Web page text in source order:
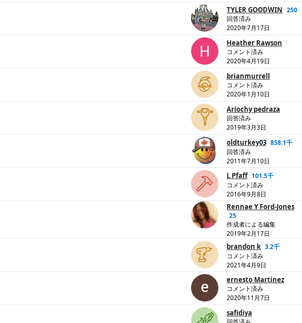
TYLER GOODWIN 250
回答済み
2020年7月17日
Heather Rawson
コメント済み
2020年4月19日
brianmurrell
コメント済み
2020年1月10日
Ariochy pedraza
回答済み
2019年3月3日
oldturkey03 858.1千
回答済み
2011年7月10日
L Pfaff 101.5千
コメント済み
2016年9月8日
Rennae Y Ford-Jones
25
作成者による編集
2019年2月17日
brandon k 3.2千
コメント済み
2021年4月9日
ernesto Martinez
コメント済み
2020年11月7日
safidiya